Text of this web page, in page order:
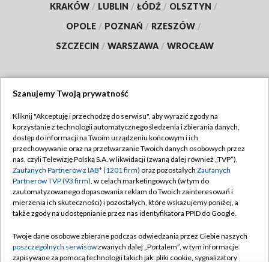
KRAKÓW / LUBLIN / ŁÓDŹ / OLSZTYN /
OPOLE / POZNAŃ / RZESZÓW /
SZCZECIN / WARSZAWA / WROCŁAW
TVP
Abonament TVP
Emisja w TVP
Centrum informacji TVP
Naziemna Telewizja Cyfrowa
Rada Programowa
Regulamin TVP
Polityka prywatności
Moje zgody
Pomoc
Kontakt
Szanujemy Twoją prywatność
Kliknij "Akceptuję i przechodzę do serwisu", aby wyrazić zgody na
korzystanie z technologii automatycznego śledzenia i zbierania danych,
dostęp do informacji na Twoim urządzeniu końcowym i ich
przechowywanie oraz na przetwarzanie Twoich danych osobowych przez
nas, czyli Telewizję Polską S.A. w likwidacji (zwaną dalej również „TVP”),
Zaufanych Partnerów z IAB* (1201 firm) oraz pozostałych Zaufanych
Partnerów TVP (93 firm), w celach marketingowych (w tym do
zautomatyzowanego dopasowania reklam do Twoich zainteresowań i
mierzenia ich skuteczności) i pozostałych, które wskazujemy poniżej, a
także zgody na udostępnianie przez nas identyfikatora PPID do Google.
Twoje dane osobowe zbierane podczas odwiedzania przez Ciebie naszych
poszczególnych serwisówzwanych dalej „Portalem”, w tym informacje
zapisywane za pomocą technologii takich jak: pliki cookie, sygnalizatory